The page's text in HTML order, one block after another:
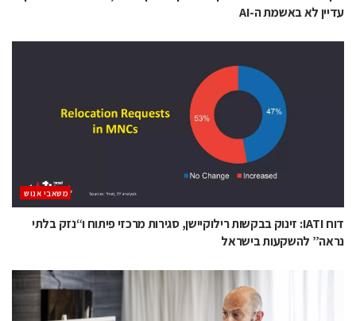
עדיין לא באשמת ה-AI
משאבי אנוש
דוח IATI: זינוק בבקשות רילוקיישן, סגירות מרכזי פיתוח ו“נזק בלתי
נראה” להשקעות בישראל